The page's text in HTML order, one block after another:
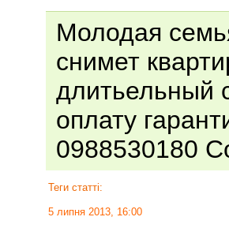
Молодая
снимет
длитьельный
оплату
0988530180
Теги статті:
5 липня 2013, 16:00